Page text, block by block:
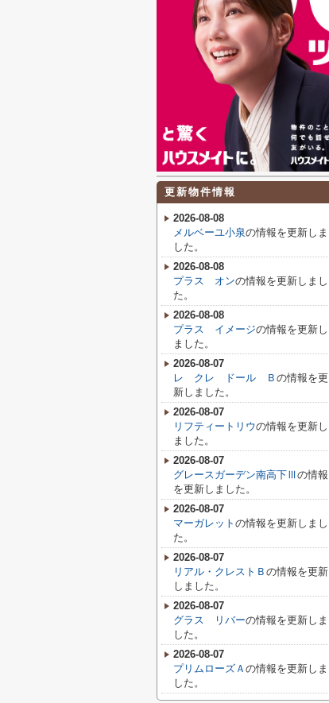
更新物件情報
2026-08-08
メルベーユ小泉の情報を更新しま
した。
2026-08-08
プラス オンの情報を更新しまし
た。
2026-08-08
プラス イメージの情報を更新し
ました。
2026-08-07
レ クレ ドール Ｂ の情報を更
新しました。
2026-08-07
リフティートリウの情報を更新し
ました。
2026-08-07
グレースガーデン南高下Ⅲの情報
を更新しました。
2026-08-07
マーガレット の情報を更新しまし
た。
2026-08-07
リアル・クレストＢ の情報を更新
しました。
2026-08-07
グラス リバーの情報を更新しま
した。
2026-08-07
プリムローズＡ の情報を更新しま
した。